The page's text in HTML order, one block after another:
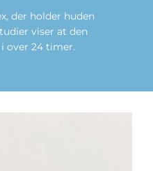
der holder huden
viser at den
over 24 timer.